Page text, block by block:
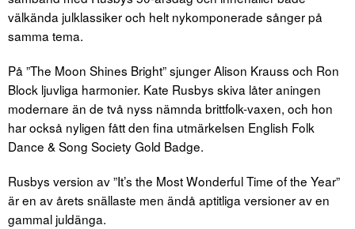
välkända julklassiker och helt nykomponerade sånger på
samma tema.
På ”The Moon Shines Bright” sjunger Alison Krauss och Ron
Block ljuvliga harmonier. Kate Rusbys skiva låter aningen
modernare än de två nyss nämnda brittfolk-vaxen, och hon
har också nyligen fått den fina utmärkelsen English Folk
Dance & Song Society Gold Badge.
Rusbys version av ”It’s the Most Wonderful Time of the Year”
är en av årets snällaste men ändå aptitliga versioner av en
gammal juldänga.